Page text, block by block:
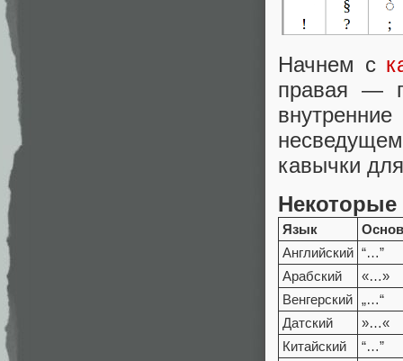
Начнем с
правая —
кавычки
Язык
Английский “…”
Арабский
«…»
Венгерский „…“
Датский
»…«
Китайский
“…”